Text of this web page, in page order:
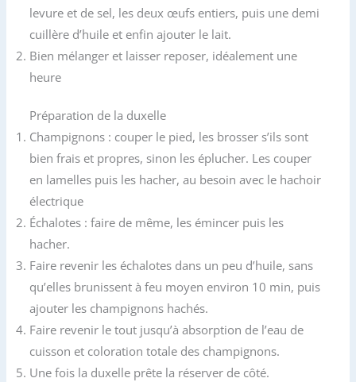
levure et de sel, les deux œufs entiers, puis une demi
cuillère d’huile et enfin ajouter le lait.
Bien mélanger et laisser reposer, idéalement une
heure
Préparation de la duxelle
Champignons : couper le pied, les brosser s’ils sont
bien frais et propres, sinon les éplucher. Les couper
en lamelles puis les hacher, au besoin avec le hachoir
électrique
Échalotes : faire de même, les émincer puis les
hacher.
Faire revenir les échalotes dans un peu d’huile, sans
qu’elles brunissent à feu moyen environ 10 min, puis
ajouter les champignons hachés.
Faire revenir le tout jusqu’à absorption de l’eau de
cuisson et coloration totale des champignons.
Une fois la duxelle prête la réserver de côté.